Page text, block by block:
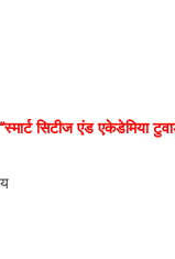
सिटीज एंड एकेडेमिया